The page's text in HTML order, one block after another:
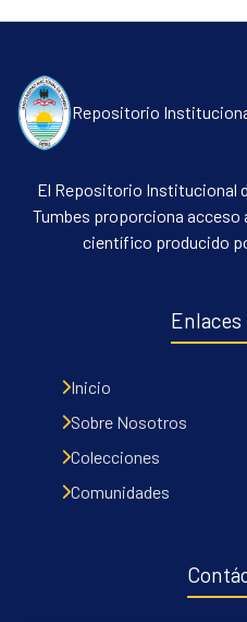
Communities & Collections
Repositorio
El Repositorio Institucional
Tumbes proporciona
científico producido
Enlaces
Inicio
Sobre Nosotros
Colecciones
Comunidades